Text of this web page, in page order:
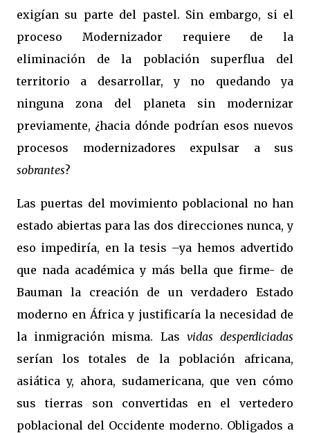
exigían su parte del pastel. Sin embargo, si el
proceso Modernizador requiere de la
eliminación de la población superflua del
territorio a desarrollar, y no quedando ya
ninguna zona del planeta sin modernizar
previamente, ¿hacia dónde podrían esos nuevos
procesos modernizadores expulsar a sus
sobrantes?
Las puertas del movimiento poblacional no han
estado abiertas para las dos direcciones nunca, y
eso impediría, en la tesis –ya hemos advertido
que nada académica y más bella que firme- de
Bauman la creación de un verdadero Estado
moderno en África y justificaría la necesidad de
la inmigración misma. Las vidas desperdiciadas
serían los totales de la población africana,
asiática y, ahora, sudamericana, que ven cómo
sus tierras son convertidas en el vertedero
poblacional del Occidente moderno. Obligados a